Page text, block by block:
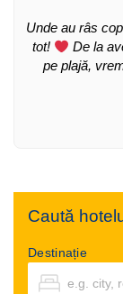
Unde au râs
tot!
De la
pe plajă,
Caută
Destinație